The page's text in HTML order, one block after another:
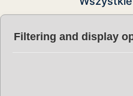
Filtering and display